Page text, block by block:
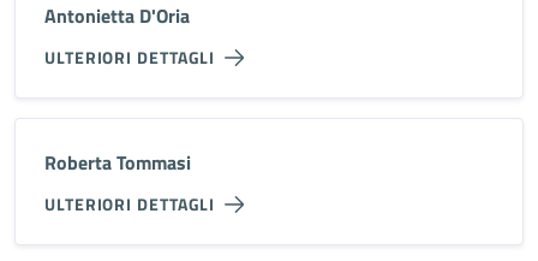
Antonietta D'Oria
ULTERIORI DETTAGLI
Roberta Tommasi
ULTERIORI DETTAGLI